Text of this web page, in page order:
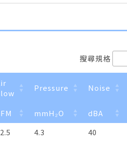
搜尋規格
Pressure Noise
mmH₂O dBA
Pressure Noise
mmH₂O dBA
4.3 40